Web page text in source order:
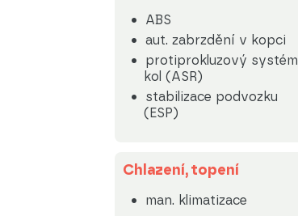
ABS
aut. zabrzdění v kopci
protiprokluzový systém
kol (ASR)
stabilizace podvozku
(ESP)
Chlazení, topení
man. klimatizace